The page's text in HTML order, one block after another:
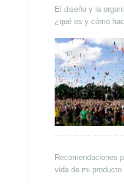
El diseño y la
¿qué es y cómo
Recomendaciones
vida de mi producto